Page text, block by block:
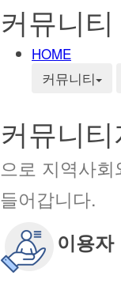
커뮤니티
HOME
커뮤니티
커뮤니티
으로 지역사
들어갑니다.
이용자